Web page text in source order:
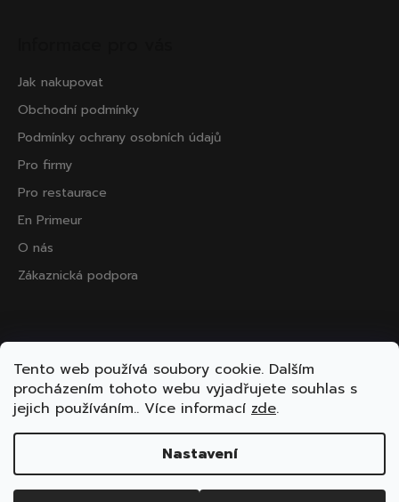
Tento web používá soubory cookie. Dalším
procházením tohoto webu vyjadřujete souhlas s
jejich používáním.. Více informací zde.
Nastavení
Jak nakupovat
Obchodní podmínky
Podmínky ochrany osobních údajů
Pro firmy
Pro restaurace
En Primeur
O nás
Zákaznická podpora
Přijímáme online platby
Copyright 2026ooo.wine. Všechna práva vyhrazena.